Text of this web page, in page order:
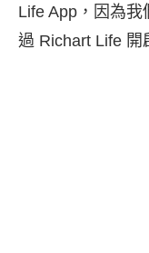
Life App，因為
過 Richart Life 開